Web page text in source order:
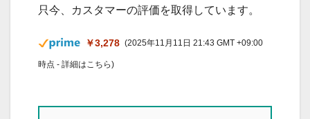
只今、カスタマーの評価を取得しています。
￥3,278 (2025年11月11日 21:43 GMT +09:00
時点 - 詳細はこちら)